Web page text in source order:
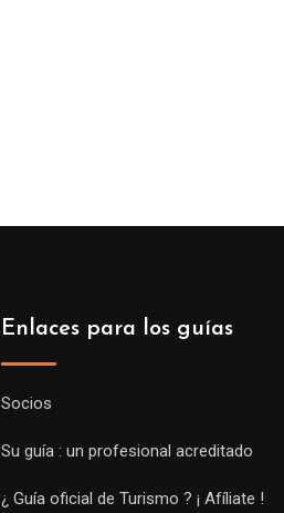
Enlaces para los guías
Socios
Su guía : un profesional acreditado
¿ Guía oficial de Turismo ? ¡ Afíliate !